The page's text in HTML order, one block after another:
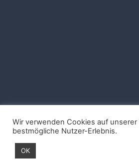
Wir verwenden Cookies auf
bestmögliche Nutzer-Erlebnis.
OK